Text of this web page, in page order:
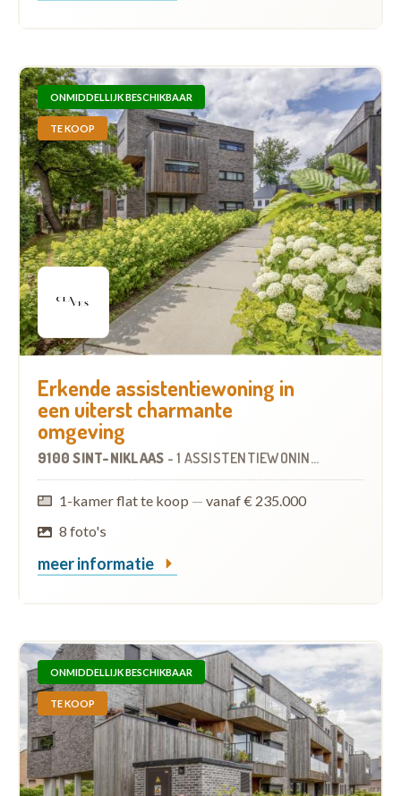
ONMIDDELLIJK BESCHIKBAAR
TE KOOP
Erkende assistentiewoning in
een uiterst charmante
omgeving
9100 SINT-NIKLAAS - 1 ASSISTENTIEWONING
1-kamer flat te koop — vanaf € 235.000
8 foto's
meer informatie
ONMIDDELLIJK BESCHIKBAAR
TE KOOP